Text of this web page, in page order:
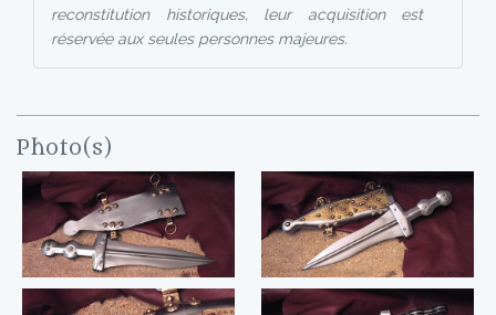
reconstitution historiques, leur acquisition est
réservée aux seules personnes majeures.
Photo(s)